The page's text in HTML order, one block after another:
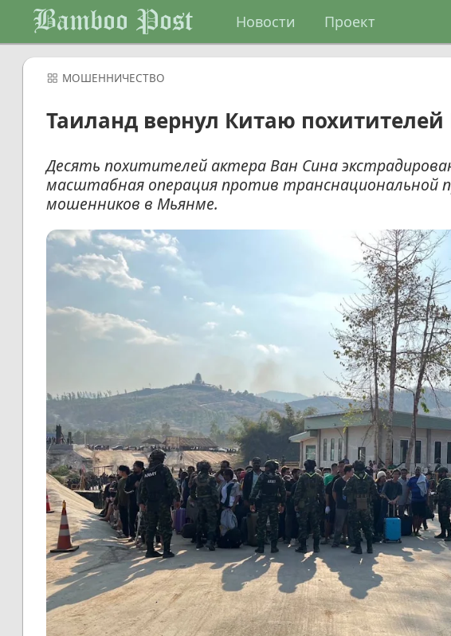
Bamboo Post Новости Проект
МОШЕННИЧЕСТВО
Таиланд вернул Китаю
Десять похитителей актера Ван Сина
масштабная операция против транснациональной
мошенников в Мьянме.